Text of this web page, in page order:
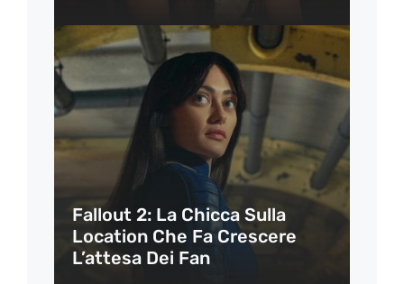
Fallout 2: La Chicca Sulla
Location Che Fa Crescere
L’attesa Dei Fan